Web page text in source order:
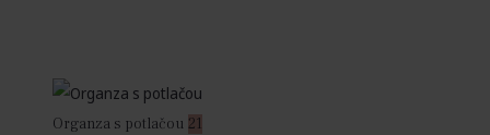
Organza s potlačou 21